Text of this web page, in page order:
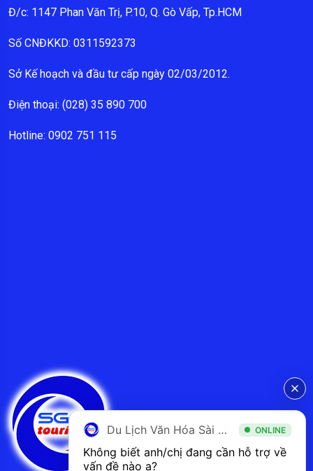
Đ/c: 1147 Phan Văn Trị, P.10, Q. Gò Vấp, Tp.HCM
Số CNĐKKD: 0311592373
Sở Kế hoạch và đầu tư cấp ngày 02/03/2012.
Điện thoại: (028) 35 890 700
Hotline: 0902 751 115
Du Lịch Văn Hóa Sài Gòn ONLINE
Không biết anh/chị đang cần hỗ trợ về
vấn đề nào ạ?